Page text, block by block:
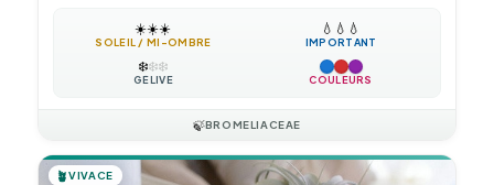
☀️☀️☀️
SOLEIL / MI-OMBRE
💧 💧 💧
IMPORTANT
❄️❄️❄️
GÉLIVE COULEURS
🍃BROMELIACEAE
🪴VIVACE